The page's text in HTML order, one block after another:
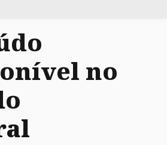
no